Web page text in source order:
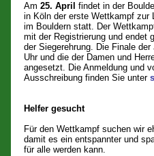
Am 25. April findet in der
in Köln der erste Wettkampf zur
im Bouldern statt. Der
mit der Registrierung und endet
der Siegerehrung. Die Finale
Uhr und die der Damen und
angesetzt. Die Anmeldung und
Ausschreibung finden Sie unter
Helfer gesucht
Für den Wettkampf suchen wir
damit es ein entspannter und
für alle werden kann.